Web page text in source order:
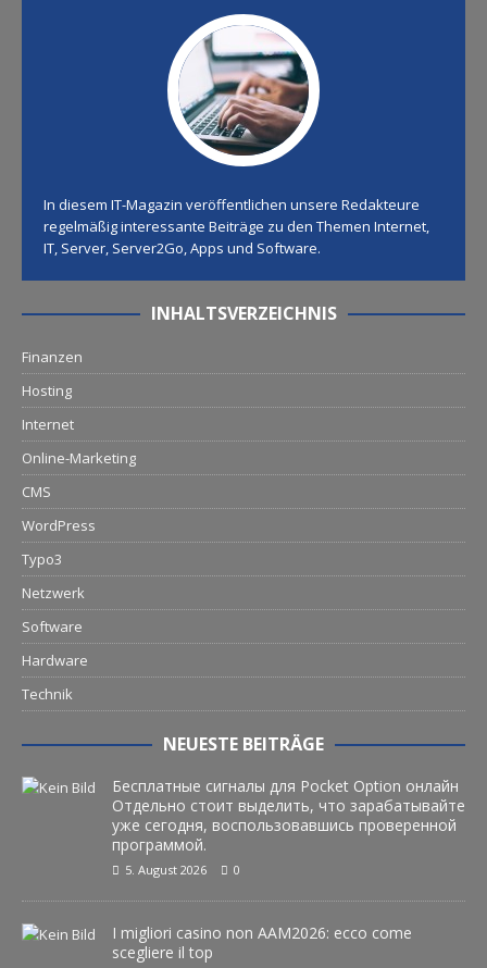
In diesem IT-Magazin veröffentlichen unsere Redakteure
regelmäßig interessante Beiträge zu den Themen Internet,
IT, Server, Server2Go, Apps und Software.
INHALTSVERZEICHNIS
Finanzen
Hosting
Internet
Online-Marketing
CMS
WordPress
Typo3
Netzwerk
Software
Hardware
Technik
NEUESTE BEITRÄGE
Бесплатные сигналы для Pocket Option онлайн
Отдельно стоит выделить, что зарабатывайте
уже сегодня, воспользовавшись проверенной
программой.
5. August 2026 0
I migliori casino non AAM2026: ecco come
scegliere il top